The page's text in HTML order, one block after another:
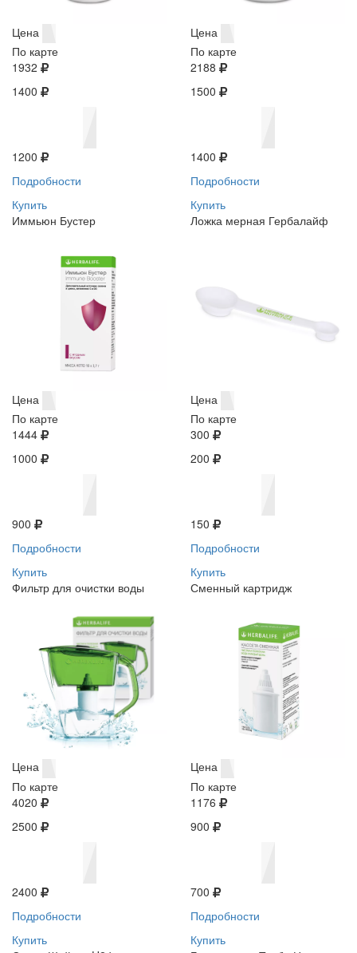
Цена
По карте
1932
1400
1200
Подробности
Купить
Цена
По карте
2188
1500
1400
Подробности
Купить
Иммьюн Бустер
Цена
По карте
1444
1000
900
Подробности
Купить
Ложка мерная Гербалайф
Цена
По карте
300
200
150
Подробности
Купить
Фильтр для очистки воды
Цена
По карте
4020
2500
2400
Подробности
Купить
Сменный картридж
Цена
По карте
1176
900
700
Подробности
Купить